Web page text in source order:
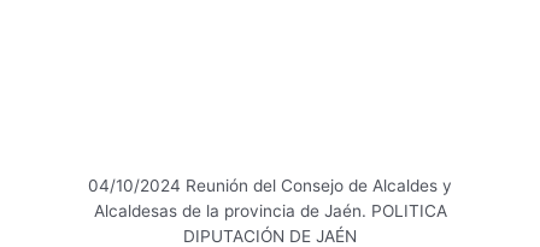
04/10/2024 Reunión del Consejo de Alcaldes y
Alcaldesas de la provincia de Jaén. POLITICA
DIPUTACIÓN DE JAÉN